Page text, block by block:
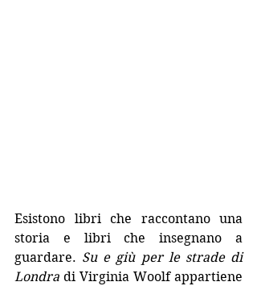
Esistono libri che raccontano una
storia e libri che insegnano a
guardare. Su e giù per le strade di
Londra di Virginia Woolf appartiene